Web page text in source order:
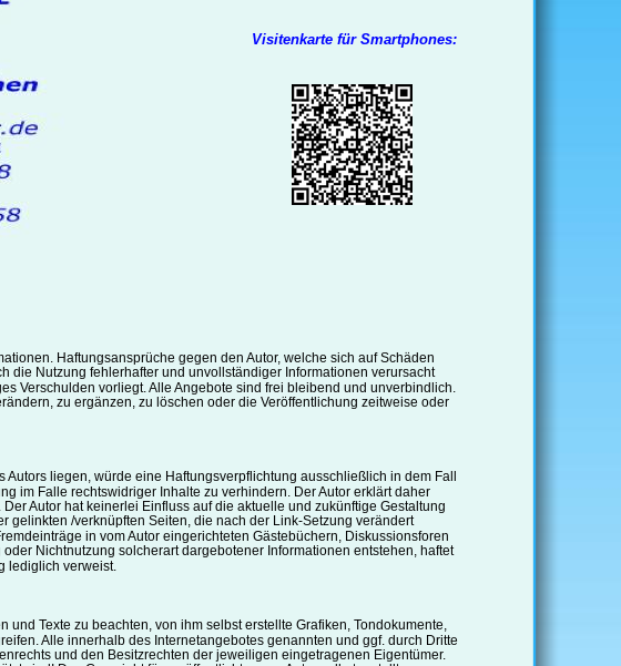
Haftungsansprüche gegen den Autor, welche sich auf Schäden
die Nutzung fehlerhafter und unvollständiger Informationen verursacht
Verschulden vorliegt. Alle Angebote sind frei bleibend und unverbindlich.
zu ergänzen, zu löschen oder die Veröffentlichung zeitweise oder
liegen, würde eine Haftungsverpflichtung ausschließlich in dem Fall
im Falle rechtswidriger Inhalte zu verhindern. Der Autor erklärt daher
Autor hat keinerlei Einfluss auf die aktuelle und zukünftige Gestaltung
gelinkten /verknüpften Seiten, die nach der Link-Setzung verändert
in vom Autor eingerichteten Gästebüchern, Diskussionsforen
Nichtnutzung solcherart dargebotener Informationen entstehen, haftet
lediglich verweist.
Texte zu beachten, von ihm selbst erstellte Grafiken, Tondokumente,
Alle innerhalb des Internetangebotes genannten und ggf. durch Dritte
und den Besitzrechten der jeweiligen eingetragenen Eigentümer.
Visitenkarte für Smartphones: